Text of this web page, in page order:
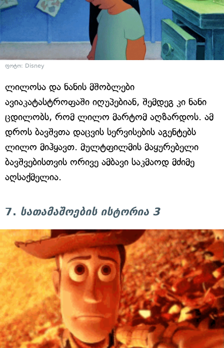
ფოტო: Disney
ლილოსა და ნანის მშობლები
ავიაკატასტროფაში იღუპებიან, შემდეგ კი ნანი
ცდილობს, რომ ლილო მარტომ აღზარდოს. ამ
დროს ბავშვთა დაცვის სერვისების აგენტებს
ლილო მიჰყავთ. მულტფილმის მაყურებელი
ბავშვებისთვის ორივე ამბავი საკმაოდ მძიმე
აღსაქმელია.
7. სათამაშოების ისტორია 3